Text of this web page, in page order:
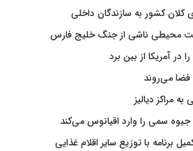
کلان کشور به سازندگان داخلی
محیطی ناشی از جنگ خلیج فارس
در آمریکا از بین برد
سمی را وارد اقیانوس می‌کند
برنامه با توزیع سایر اقلام غذایی